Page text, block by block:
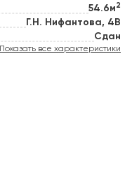
54.6м 2
Г.Н. Нифантова, 4В
Сдан
Показать все характеристики